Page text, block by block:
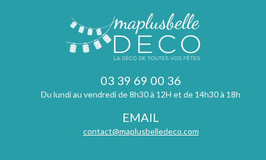
03 39 69 00 36
Du lundi au vendredi de 8h30 à 12H et de 14h30 à 18h
EMAIL
contact@maplusbelledeco.com